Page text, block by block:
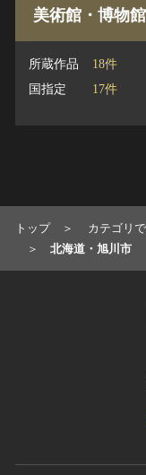
美術館・博物館
所蔵作品
18件
国指定
17件
トップ カテゴリ
北海道・旭川市